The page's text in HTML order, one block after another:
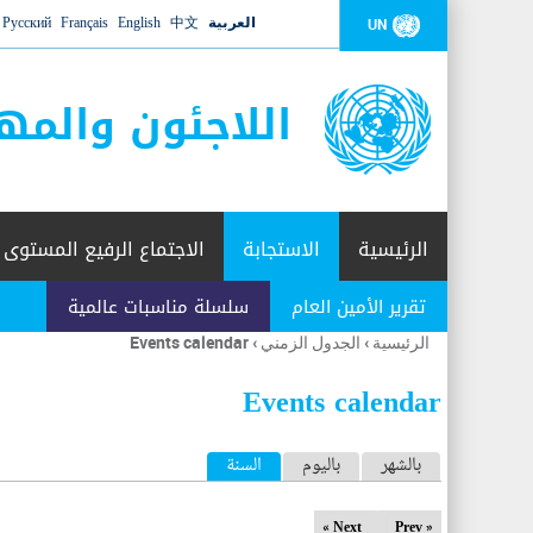
UN العربية 中文
English
Français
Русский
اللاجئون
الرئيسية الاستجابة
تقرير الأمين العام سلسلة مناسبات عالمية
الاجتماع الرفيع المستوى
أنت
هنا
الرئيسية › الجدول الزمني ›
Events calendar
Events calendar
ا
ل
بالشهر باليوم السنة (علامة التبويب النشطة)